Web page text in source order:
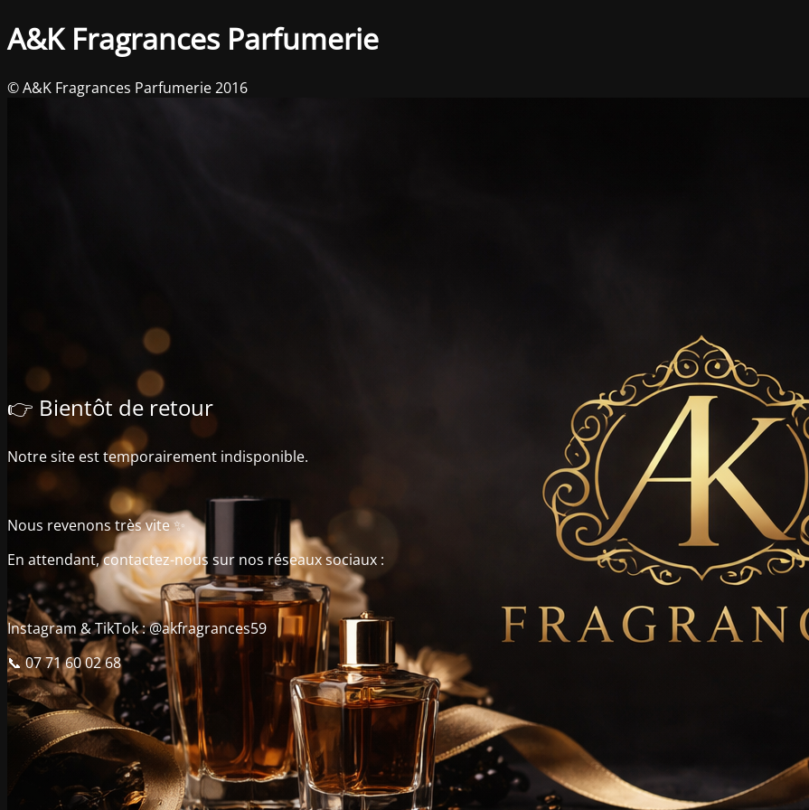
A&K Fragrances Parfumerie
👉 Bientôt de retour
Notre site est temporairement indisponible.
Nous revenons très vite ✨
En attendant, contactez-nous sur nos réseaux sociaux :
Instagram & TikTok : @akfragrances59
📞 07 71 60 02 68
© A&K Fragrances Parfumerie 2016